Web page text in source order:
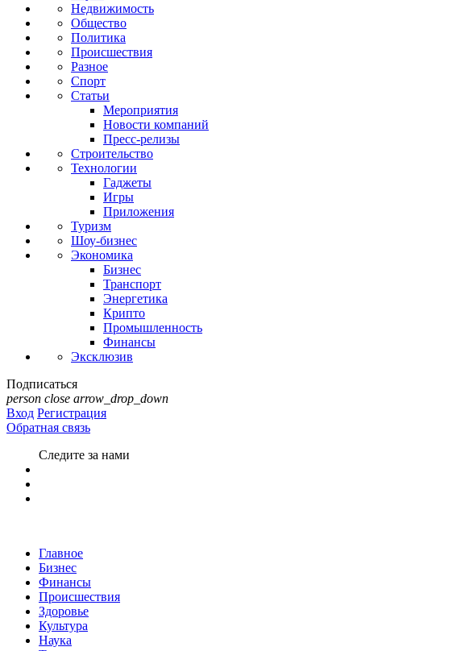
Недвижимость
Общество
Политика
Происшествия
Разное
Спорт
Статьи
Мероприятия
Новости компаний
Пресс-релизы
Строительство
Технологии
Гаджеты
Игры
Приложения
Туризм
Шоу-бизнес
Экономика
Бизнес
Транспорт
Энергетика
Крипто
Промышленность
Финансы
Эксклюзив
Подписаться
person close arrow_drop_down
Вход Регистрация
Обратная связь
Следите за нами
Главное
Бизнес
Финансы
Происшествия
Здоровье
Культура
Наука